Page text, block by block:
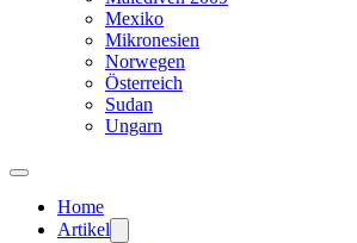
Mexiko
Mikronesien
Norwegen
Österreich
Sudan
Ungarn
Home
Artikel